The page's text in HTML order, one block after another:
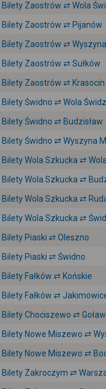
Bilety Zaostrów ⇄ Wola
Bilety Zaostrów ⇄ Pijanów
Bilety Zaostrów ⇄
Bilety Zaostrów ⇄ Sułków
Bilety Zaostrów ⇄ Krasocin
Bilety Świdno ⇄ Wola
Bilety Świdno ⇄ Budzisław
Bilety Świdno ⇄ Wyszyna
Bilety Wola Szkucka ⇄
Bilety Wola Szkucka ⇄
Bilety Wola Szkucka ⇄
Bilety Wola Szkucka ⇄
Bilety Piaski ⇄ Oleszno
Bilety Piaski ⇄ Świdno
Bilety Fałków ⇄ Końskie
Bilety Fałków ⇄
Bilety Chociszewo ⇄
Bilety Nowe Miszewo ⇄
Bilety Nowe Miszewo ⇄
Bilety Zakroczym ⇄